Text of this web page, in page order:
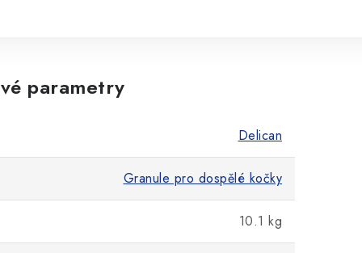
parametry
Delican
Granule pro dospělé kočky
10.1 kg